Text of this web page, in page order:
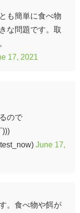
も簡単に食べ物
な問題です。取
17, 2021
ので
)))
June 17,
。食べ物や餌が